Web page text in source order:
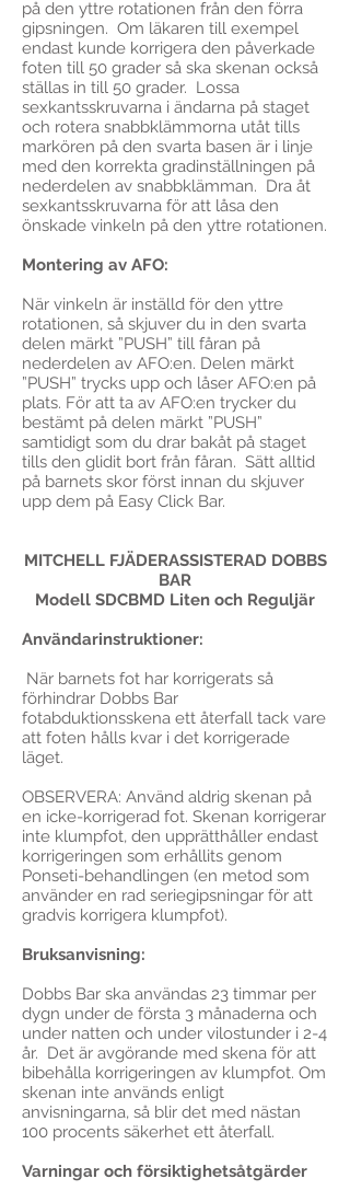
på den yttre rotationen från den förra
gipsningen. Om läkaren till exempel
endast kunde korrigera den påverkade
foten till 50 grader så ska skenan också
ställas in till 50 grader. Lossa
sexkantsskruvarna i ändarna på staget
och rotera snabbklämmorna utåt tills
markören på den svarta basen är i linje
med den korrekta gradinställningen på
nederdelen av snabbklämman. Dra åt
sexkantsskruvarna för att låsa den
önskade vinkeln på den yttre rotationen.
Montering av AFO:
När vinkeln är inställd för den yttre
rotationen, så skjuver du in den svarta
delen märkt ”PUSH” till fåran på
nederdelen av AFO:en. Delen märkt
”PUSH” trycks upp och låser AFO:en på
plats. För att ta av AFO:en trycker du
bestämt på delen märkt ”PUSH”
samtidigt som du drar bakåt på staget
tills den glidit bort från fåran. Sätt alltid
på barnets skor först innan du skjuver
upp dem på Easy Click Bar.
MITCHELL FJÄDERASSISTERAD DOBBS
BAR
Modell SDCBMD Liten och Reguljär
Användarinstruktioner:
När barnets fot har korrigerats så
förhindrar Dobbs Bar
fotabduktionsskena ett återfall tack vare
att foten hålls kvar i det korrigerade
läget.
OBSERVERA: Använd aldrig skenan på
en icke-korrigerad fot. Skenan korrigerar
inte klumpfot, den upprätthåller endast
korrigeringen som erhållits genom
Ponseti-behandlingen (en metod som
använder en rad seriegipsningar för att
gradvis korrigera klumpfot).
Bruksanvisning:
Dobbs Bar ska användas 23 timmar per
dygn under de första 3 månaderna och
under natten och under vilostunder i 2-4
år. Det är avgörande med skena för att
bibehålla korrigeringen av klumpfot. Om
skenan inte används enligt
anvisningarna, så blir det med nästan
100 procents säkerhet ett återfall.
Varningar och försiktighetsåtgärder